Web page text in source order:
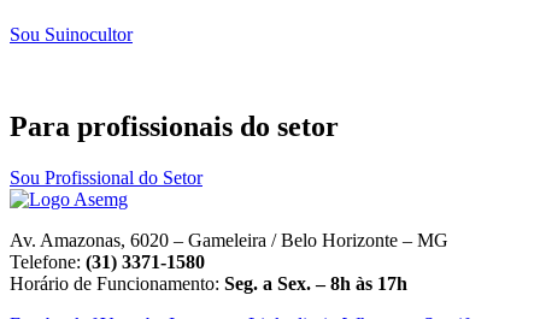
Sou Suinocultor
Para profissionais do setor
Sou Profissional do Setor
Av. Amazonas, 6020 – Gameleira / Belo Horizonte – MG
Telefone: (31) 3371-1580
Horário de Funcionamento: Seg. a Sex. – 8h às 17h